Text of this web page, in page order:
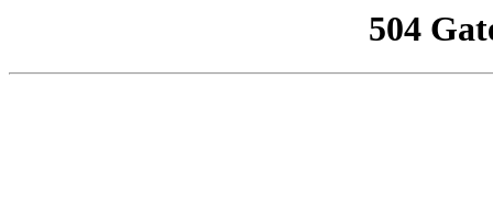
504